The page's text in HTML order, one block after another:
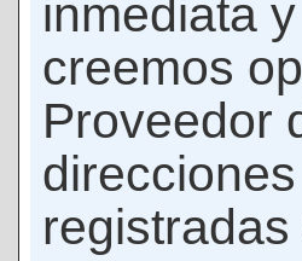
inmediata
creemos
Proveedor